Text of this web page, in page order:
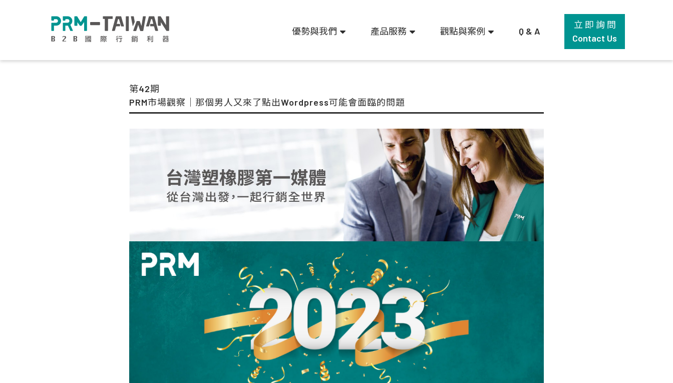
優勢與我們 產品服務 觀點與案例 Q & A
立 即 詢 問
Contact Us
第42期
PRM市場觀察｜那個男人又來了點出Wordpress可能會面臨的問題